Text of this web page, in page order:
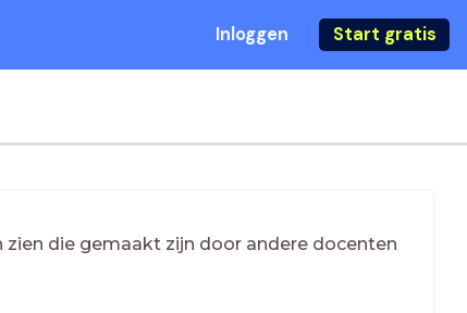
Inloggen Start gratis
zien die gemaakt zijn door andere docenten